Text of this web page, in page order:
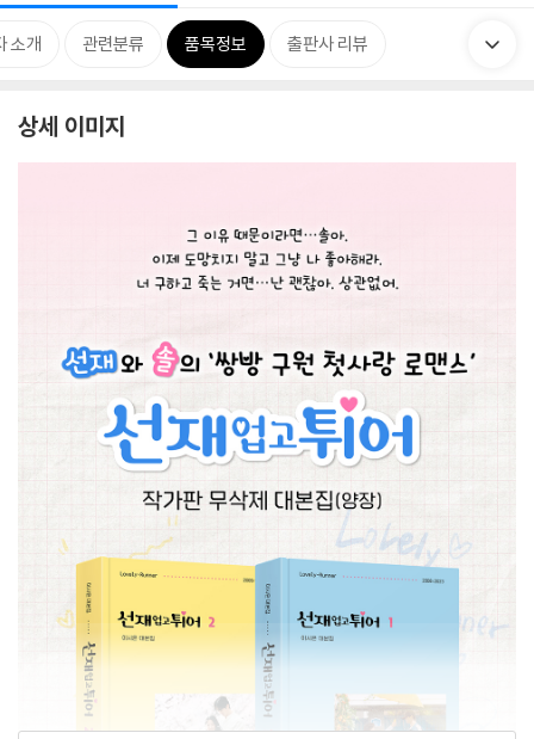
소개 관련분류 품목정보 출판사 리뷰
상세 이미지